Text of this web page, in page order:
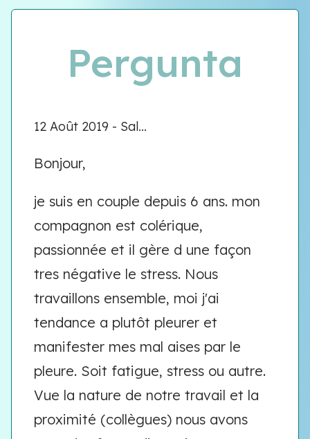
Pergunta
12 Août 2019 - Sal...
Bonjour,
je suis en couple depuis 6 ans. mon
compagnon est colérique,
passionnée et il gère d une façon
tres négative le stress. Nous
travaillons ensemble, moi j'ai
tendance a plutôt pleurer et
manifester mes mal aises par le
pleure. Soit fatigue, stress ou autre.
Vue la nature de notre travail et la
proximité (collègues) nous avons